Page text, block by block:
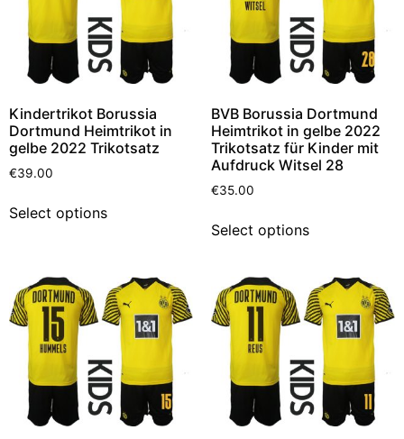
Kindertrikot Borussia
Dortmund Heimtrikot in
gelbe 2022 Trikotsatz
€39.00
Select options
BVB Borussia Dortmund
Heimtrikot in gelbe 2022
Trikotsatz für Kinder mit
Aufdruck Witsel 28
€35.00
Select options